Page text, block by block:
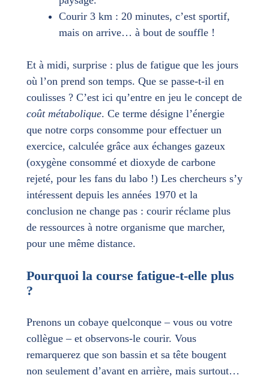
Courir 3 km : 20 minutes, c’est sportif,
mais on arrive… à bout de souffle !
Et à midi, surprise : plus de fatigue que les jours
où l’on prend son temps. Que se passe-t-il en
coulisses ? C’est ici qu’entre en jeu le concept de
coût métabolique. Ce terme désigne l’énergie
que notre corps consomme pour effectuer un
exercice, calculée grâce aux échanges gazeux
(oxygène consommé et dioxyde de carbone
rejeté, pour les fans du labo !) Les chercheurs s’y
intéressent depuis les années 1970 et la
conclusion ne change pas : courir réclame plus
de ressources à notre organisme que marcher,
pour une même distance.
Pourquoi la course fatigue-t-elle plus
?
Prenons un cobaye quelconque – vous ou votre
collègue – et observons-le courir. Vous
remarquerez que son bassin et sa tête bougent
non seulement d’avant en arrière, mais surtout…